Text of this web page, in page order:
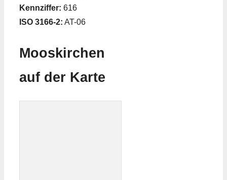
Kennziffer: 616
ISO 3166-2: AT-06
Mooskirchen
auf der Karte